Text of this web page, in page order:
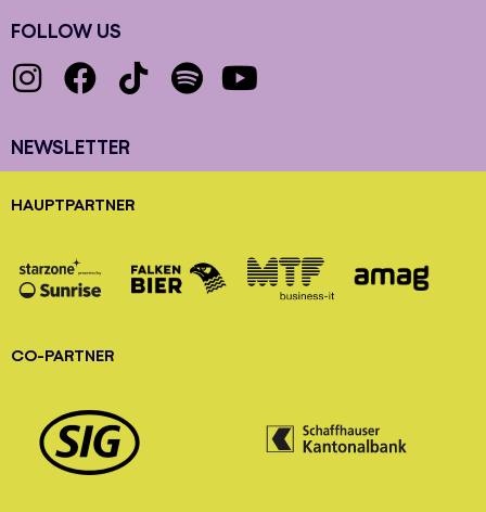
FOLLOW US
NEWSLETTER
HAUPTPARTNER
CO-PARTNER